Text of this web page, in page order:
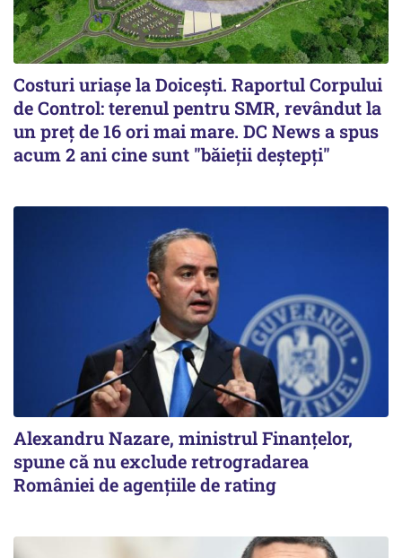
Costuri uriaşe la Doiceşti. Raportul Corpului
de Control: terenul pentru SMR, revândut la
un preţ de 16 ori mai mare. DC News a spus
acum 2 ani cine sunt "băieţii deştepţi"
Alexandru Nazare, ministrul Finanţelor,
spune că nu exclude retrogradarea
României de agenţiile de rating